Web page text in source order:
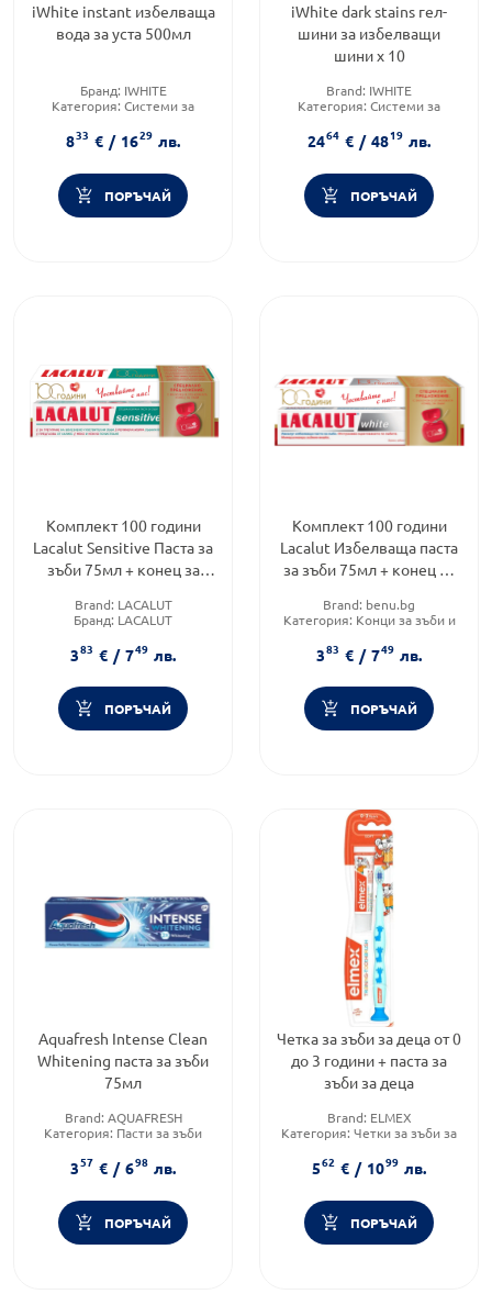
iWhite instant избелваща
вода за уста 500мл
Бранд: IWHITE
Категория: Системи за
Форма на продукта:вода за
уста
833 € / 1629 лв.
ПОРЪЧАЙ
iWhite dark stains гел-
шини за избелващи
шини х 10
Brand: IWHITE
Категория: Системи за
Форма на продукта:гел-
шини
2464 € / 4819 лв.
ПОРЪЧАЙ
Комплект 100 години
Lacalut Sensitive Паста за
зъби 75мл + конец за
Brand: LACALUT
Бранд: LACALUT
зъби
383 € / 749 лв.
ПОРЪЧАЙ
Комплект 100 години
Lacalut Избелваща паста
за зъби 75мл + конец за
Brand: benu.bg
Категория: Конци за зъби и
Форма на продукта:паста
383 € / 749 лв.
ПОРЪЧАЙ
Aquafresh Intense Clean
Whitening паста за зъби
75мл
Brand: AQUAFRESH
Категория: Пасти за зъби
зъби
357 € / 698 лв.
ПОРЪЧАЙ
Четка за зъби за деца от 0
до 3 години + паста за
зъби за деца
Brand: ELMEX
Категория: Четки за зъби за
Форма на продукта:паста за
зъби + четка за зъби
562 € / 1099 лв.
ПОРЪЧАЙ